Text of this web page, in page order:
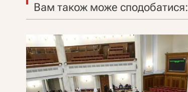
Вам також може сподобатися: